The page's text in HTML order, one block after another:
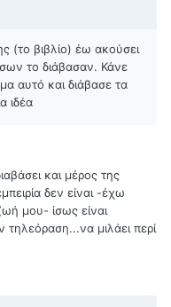
(το βιβλίο) έω ακούσει
το διάβασαν. Κάνε
αυτό και διάβασε τα
ιδέα
και μέρος της
δεν είναι -έχω
μου- ίσως είναι
τηλεόραση...να μιλάει περί